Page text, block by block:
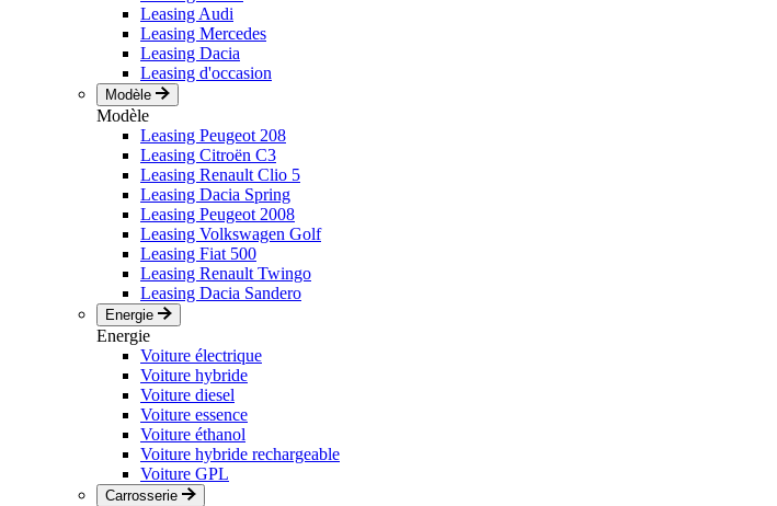
Leasing Audi
Leasing Mercedes
Leasing Dacia
Leasing d'occasion
Modèle
Modèle
Leasing Peugeot 208
Leasing Citroën C3
Leasing Renault Clio 5
Leasing Dacia Spring
Leasing Peugeot 2008
Leasing Volkswagen Golf
Leasing Fiat 500
Leasing Renault Twingo
Leasing Dacia Sandero
Energie
Energie
Voiture électrique
Voiture hybride
Voiture diesel
Voiture essence
Voiture éthanol
Voiture hybride rechargeable
Voiture GPL
Carrosserie